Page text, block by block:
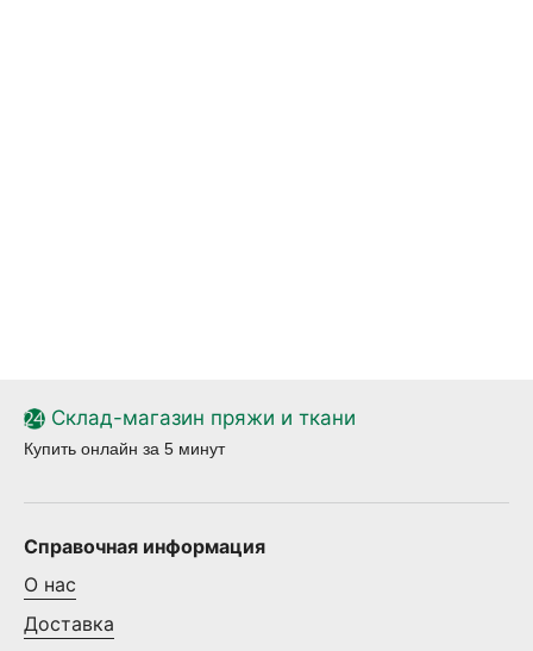
Склад-магазин пряжи и ткани
Купить онлайн за 5 минут
Справочная информация
О нас
Доставка